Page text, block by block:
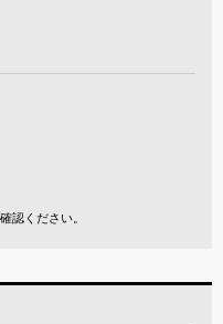
認ください。